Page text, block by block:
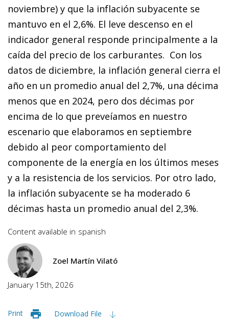
noviembre) y que la inflación subyacente se
mantuvo en el 2,6%. El leve descenso en el
indicador general responde principalmente a la
caída del precio de los carburantes. Con los
datos de diciembre, la inflación general cierra el
año en un promedio anual del 2,7%, una décima
menos que en 2024, pero dos décimas por
encima de lo que preveíamos en nuestro
escenario que elaboramos en septiembre
debido al peor comportamiento del
componente de la energía en los últimos meses
y a la resistencia de los servicios. Por otro lado,
la inflación subyacente se ha moderado 6
décimas hasta un promedio anual del 2,3%.
Content available in spanish
Zoel Martín Vilató
January 15th, 2026
Print Download File